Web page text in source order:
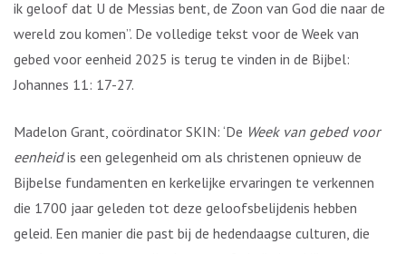
ik geloof dat U de Messias bent, de Zoon van God die naar de
wereld zou komen”. De volledige tekst voor de Week van
gebed voor eenheid 2025 is terug te vinden in de Bijbel:
Johannes 11: 17-27.
Madelon Grant, coördinator SKIN: ‘De Week van gebed voor
eenheidis een gelegenheid om als christenen opnieuw de
Bijbelse fundamenten en kerkelijke ervaringen te verkennen
die 1700 jaar geleden tot deze geloofsbelijdenis hebben
geleid. Een manier die past bij de hedendaagse culturen, die